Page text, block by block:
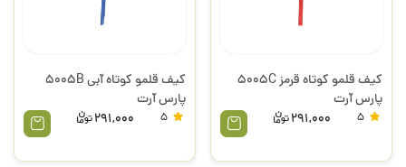
کیف قلمو کوتاه قرمز 5005C
پارس آرت
291,000
کیف قلمو کوتاه آبی 5005B
پارس آرت
291,000